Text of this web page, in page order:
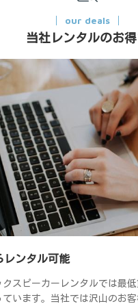
our deals
当社レンタルのお
レンタル可能
クスピーカーレンタルでは最
います。当社では沢山のお